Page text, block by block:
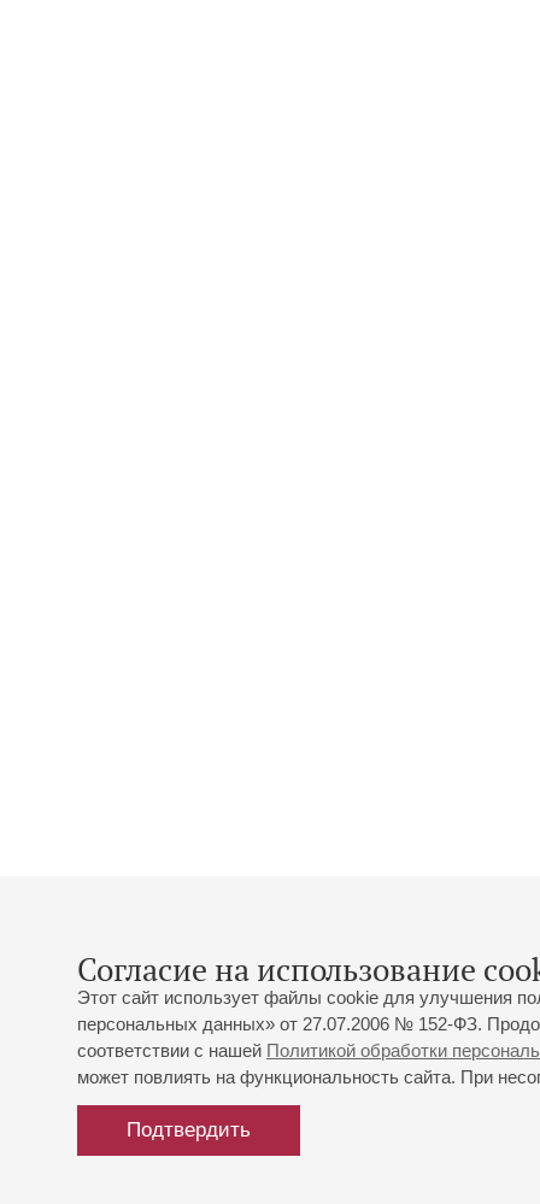
Согласие на использование
Этот сайт использует файлы cookie для улучшения
персональных данных» от 27.07.2006 № 152-ФЗ.
соответствии с нашей Политикой обработки
может повлиять на функциональность сайта. При
Подтвердить